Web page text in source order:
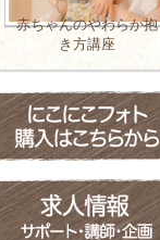
ママのための バレト
レ